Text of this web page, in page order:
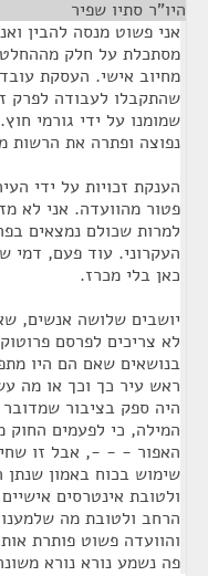
היו"ר סתיו שפיר
אני פשוט מנסה להבין
מסתכלת על חלק
מחיוב אישי. העסקת
שהתקבלו לעבודה לפרק
שמומנו על ידי גורמי
נפוצה ופתרה את הרשות
הענקת זכויות על ידי
פטור מהוועדה. אני לא
למרות שכולם נמצאים
העקרוני. עוד פעם, דמי
כאן בלי מכרז.
יושבים שלושה אנשים,
לא צריכים לפרסם
בנושאים שאם הם היו
ראש עיר כך וכך או מה
היה ספק בציבור
המילה, כי לפעמים החוק
האפור - - -, אבל זו
שימוש בכוח באמון
ולטובת אינטרסים
הרחב ולטובת מה
והוועדה פשוט פותרת
פה נשמע נורא נורא